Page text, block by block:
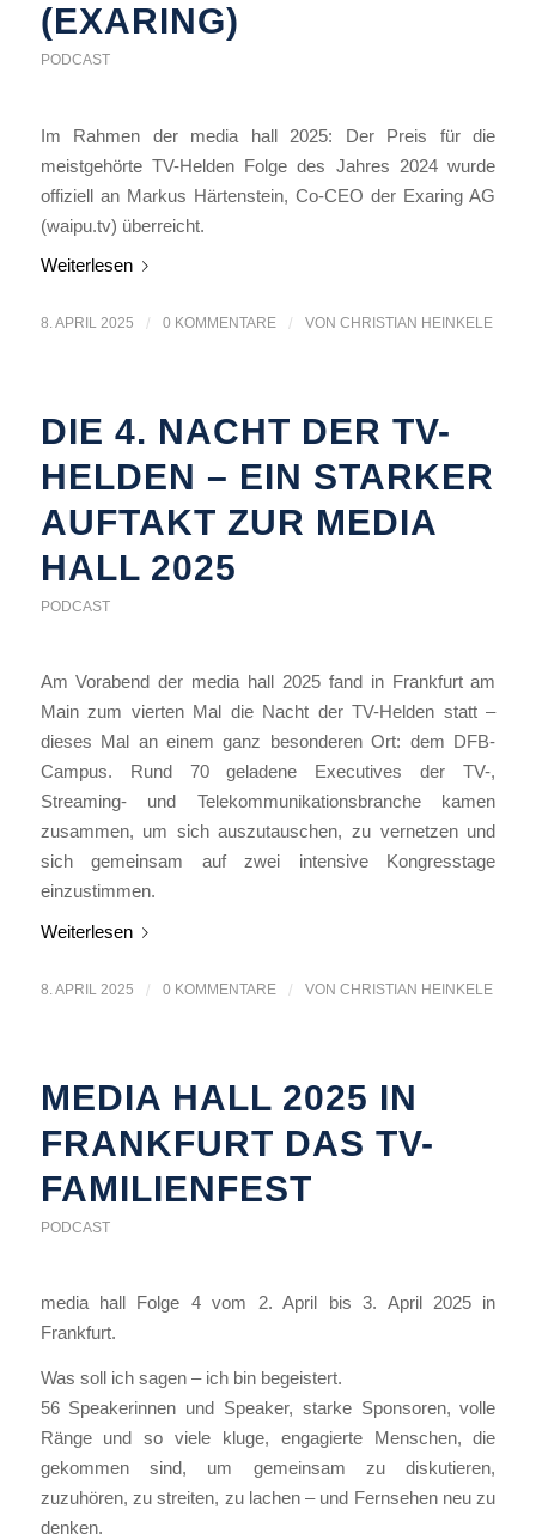
(EXARING)
PODCAST
Im Rahmen der media hall 2025: Der Preis für die
meistgehörte TV-Helden Folge des Jahres 2024 wurde
offiziell an Markus Härtenstein, Co-CEO der Exaring AG
(waipu.tv) überreicht.
Weiterlesen
8. APRIL 2025 / 0 KOMMENTARE / VON CHRISTIAN HEINKELE
DIE 4. NACHT DER TV-
HELDEN – EIN STARKER
AUFTAKT ZUR MEDIA
HALL 2025
PODCAST
Am Vorabend der media hall 2025 fand in Frankfurt am
Main zum vierten Mal die Nacht der TV-Helden statt –
dieses Mal an einem ganz besonderen Ort: dem DFB-
Campus. Rund 70 geladene Executives der TV-,
Streaming- und Telekommunikationsbranche kamen
zusammen, um sich auszutauschen, zu vernetzen und
sich gemeinsam auf zwei intensive Kongresstage
einzustimmen.
Weiterlesen
8. APRIL 2025 / 0 KOMMENTARE / VON CHRISTIAN HEINKELE
MEDIA HALL 2025 IN
FRANKFURT DAS TV-
FAMILIENFEST
PODCAST
media hall Folge 4 vom 2. April bis 3. April 2025 in
Frankfurt.
Was soll ich sagen – ich bin begeistert.
56 Speakerinnen und Speaker, starke Sponsoren, volle
Ränge und so viele kluge, engagierte Menschen, die
gekommen sind, um gemeinsam zu diskutieren,
zuzuhören, zu streiten, zu lachen – und Fernsehen neu zu
denken.